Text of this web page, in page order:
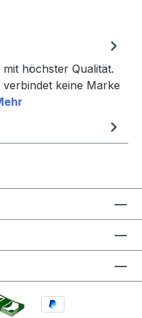
höchster Qualität.
keine Marke